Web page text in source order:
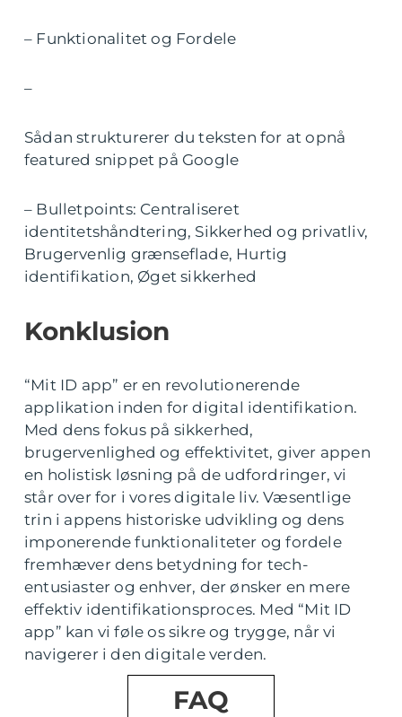
– Funktionalitet og Fordele
–
Sådan strukturerer du teksten for at opnå
featured snippet på Google
– Bulletpoints: Centraliseret
identitetshåndtering, Sikkerhed og privatliv,
Brugervenlig grænseflade, Hurtig
identifikation, Øget sikkerhed
Konklusion
“Mit ID app” er en revolutionerende
applikation inden for digital identifikation.
Med dens fokus på sikkerhed,
brugervenlighed og effektivitet, giver appen
en holistisk løsning på de udfordringer, vi
står over for i vores digitale liv. Væsentlige
trin i appens historiske udvikling og dens
imponerende funktionaliteter og fordele
fremhæver dens betydning for tech-
entusiaster og enhver, der ønsker en mere
effektiv identifikationsproces. Med “Mit ID
app” kan vi føle os sikre og trygge, når vi
navigerer i den digitale verden.
FAQ